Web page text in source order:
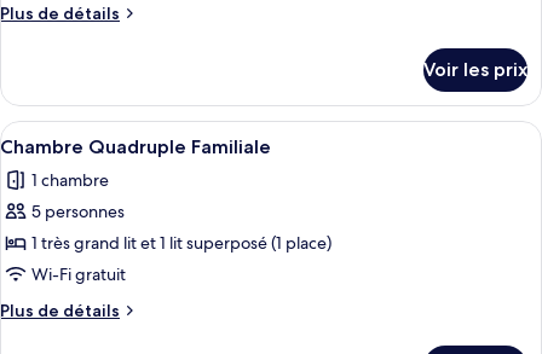
chambre :
Supérieure,
balcon,
vue
montagne
Plus de détails
Plus
le
type
de
Chambre
Double
balcon,
vue
Voir les prix
Afficher
toutes
les
photos
pour
ce
type
de
Une chambre d’hôtel avec un
1
Chambre Quadruple Familiale
1 chambre
5 personnes
1 très grand lit et 1 lit superposé (1 place)
Wi-Fi gratuit
Plus de détails
Plus